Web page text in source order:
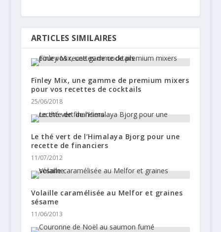
ARTICLES SIMILAIRES
Fïnley Mix, une gamme de premium mixers
pour vos recettes de cocktails
25/06/2018
Le thé vert de l’Himalaya Bjorg pour une
recette de financiers
11/07/2012
Volaille caramélisée au Melfor et graines
sésame
11/06/2013